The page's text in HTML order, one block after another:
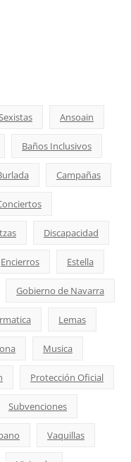
Ansoain
Baños Inclusivos
Campañas
Discapacidad
Encierros Estella
Gobierno de Navarra
Lemas
Musica
Protección Oficial
Subvenciones
Vaquillas